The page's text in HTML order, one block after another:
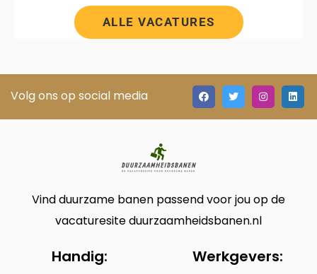
ALLE VACATURES
Volg ons op social media
Vind duurzame banen passend voor jou op de
vacaturesite duurzaamheidsbanen.nl
Handig: Werkgevers: